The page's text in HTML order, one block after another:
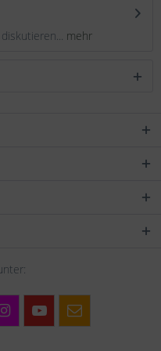
mehr